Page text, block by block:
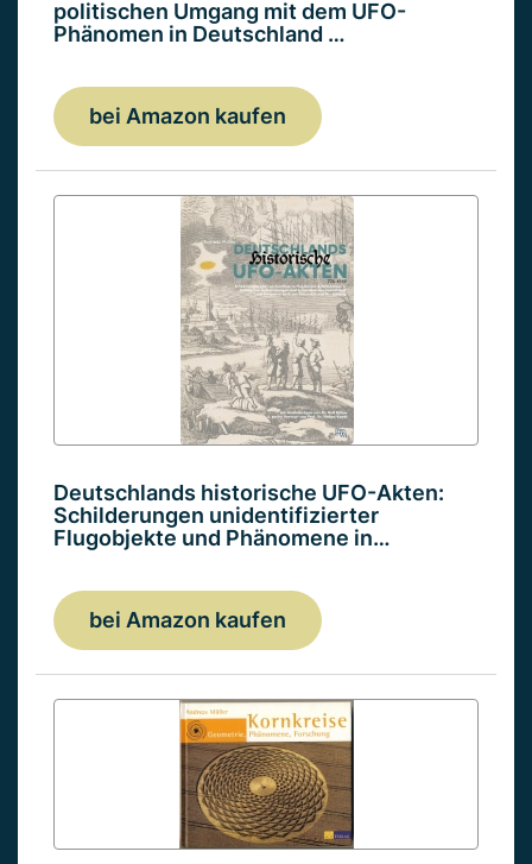
politischen Umgang mit dem UFO-
Phänomen in Deutschland …
bei Amazon kaufen
Deutschlands historische UFO-Akten:
Schilderungen unidentifizierter
Flugobjekte und Phänomene in…
bei Amazon kaufen